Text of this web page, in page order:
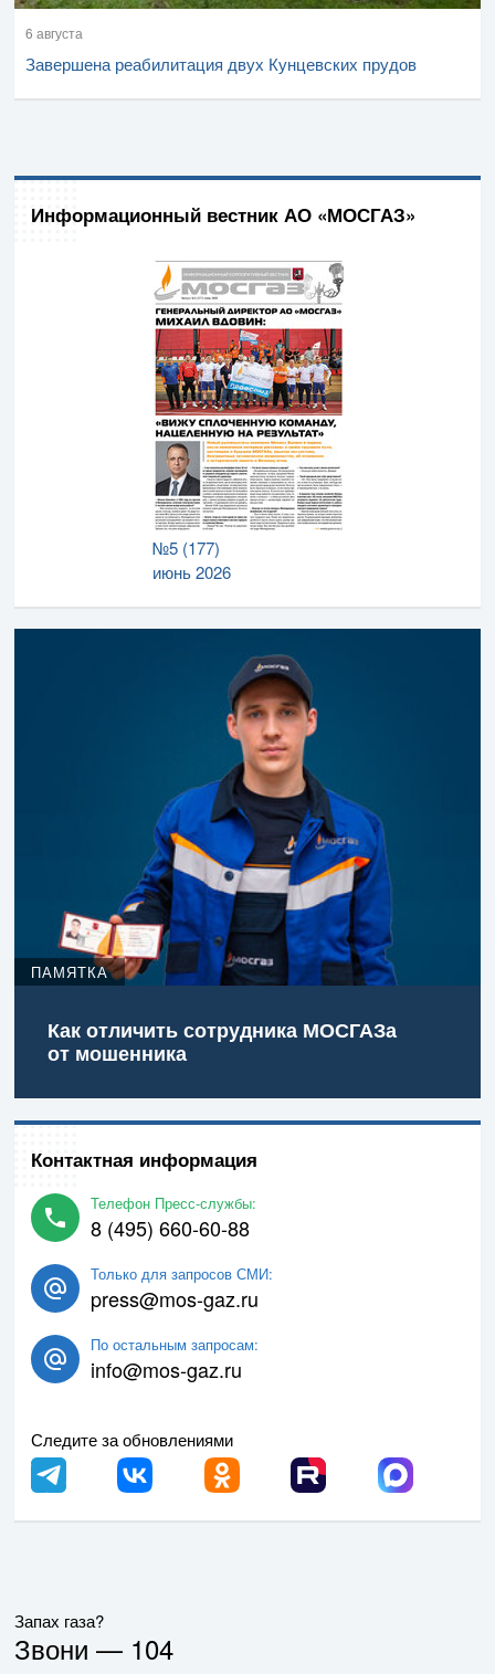
6 августа
Завершена реабилитация двух Кунцевских прудов
Информационный вестник АО «МОСГАЗ»
№5 (177)
июнь 2026
ПАМЯТКА
Как отличить сотрудника МОСГАЗа
от мошенника
Контактная информация
Телефон Пресс-службы:
8 (495) 660-60-88
Только для запросов СМИ:
press@mos-gaz.ru
По остальным запросам:
info@mos-gaz.ru
Следите за обновлениями
Запах газа?
Звони — 104